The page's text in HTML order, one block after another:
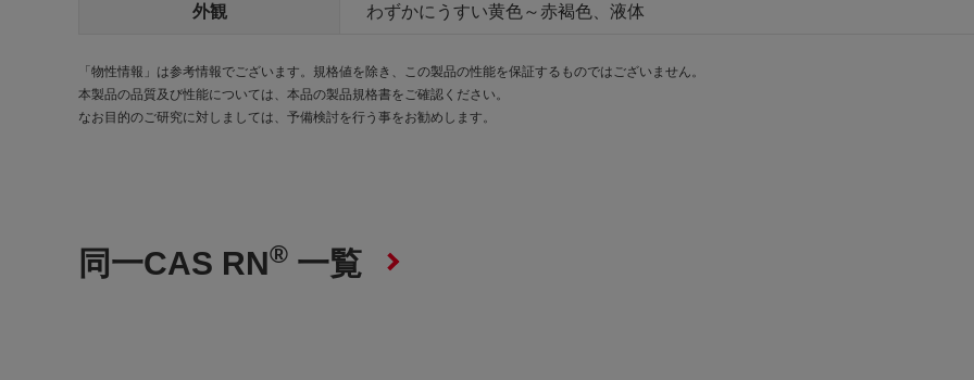
外観 わずかにうすい黄色～赤褐色、液体
「物性情報」は参考情報でございます。規格値を除き、この製品の性能を保証するものではございません。
本製品の品質及び性能については、本品の製品規格書をご確認ください。
なお目的のご研究に対しましては、予備検討を行う事をお勧めします。
同一CAS RN® 一覧